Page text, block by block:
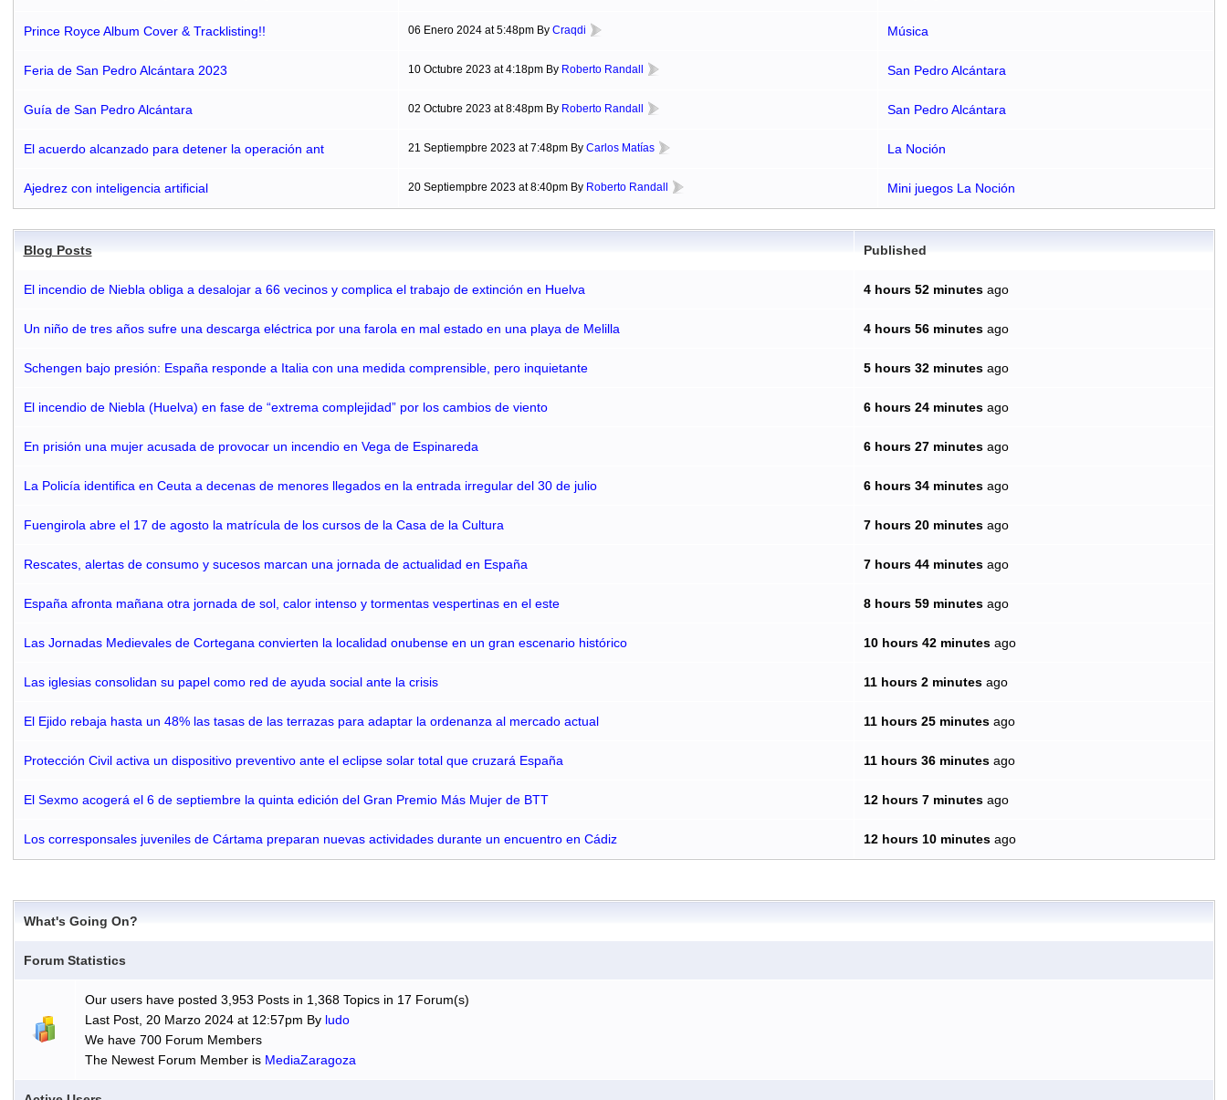
Prince Royce Album Cover & Tracklisting!! 06 Enero 2024 at 5:48pm By Craqdi Música
Feria de San Pedro Alcántara 2023 10 Octubre 2023 at 4:18pm By Roberto Randall San Pedro Alcántara
Guía de San Pedro Alcántara 02 Octubre 2023 at 8:48pm By Roberto Randall San Pedro Alcántara
El acuerdo alcanzado para detener la operación ant 21 Septiempbre 2023 at 7:48pm By Carlos Matías La Noción
Ajedrez con inteligencia artificial 20 Septiempbre 2023 at 8:40pm By Roberto Randall Mini juegos La Noción
Blog Posts Published
El incendio de Niebla obliga a desalojar a 66 vecinos y complica el trabajo de extinción en Huelva 4 hours 52 minutesago
Un niño de tres años sufre una descarga eléctrica por una farola en mal estado en una playa de Melilla 4 hours 56 minutesago
Schengen bajo presión: España responde a Italia con una medida comprensible, pero inquietante 5 hours 32 minutesago
El incendio de Niebla (Huelva) en fase de “extrema complejidad” por los cambios de viento 6 hours 24 minutesago
En prisión una mujer acusada de provocar un incendio en Vega de Espinareda 6 hours 27 minutesago
La Policía identifica en Ceuta a decenas de menores llegados en la entrada irregular del 30 de julio 6 hours 34 minutesago
Fuengirola abre el 17 de agosto la matrícula de los cursos de la Casa de la Cultura 7 hours 20 minutesago
Rescates, alertas de consumo y sucesos marcan una jornada de actualidad en España 7 hours 44 minutesago
España afronta mañana otra jornada de sol, calor intenso y tormentas vespertinas en el este 8 hours 59 minutesago
Las Jornadas Medievales de Cortegana convierten la localidad onubense en un gran escenario histórico 10 hours 42 minutesago
Las iglesias consolidan su papel como red de ayuda social ante la crisis 11 hours 2 minutesago
El Ejido rebaja hasta un 48% las tasas de las terrazas para adaptar la ordenanza al mercado actual 11 hours 25 minutesago
Protección Civil activa un dispositivo preventivo ante el eclipse solar total que cruzará España 11 hours 36 minutesago
El Sexmo acogerá el 6 de septiembre la quinta edición del Gran Premio Más Mujer de BTT 12 hours 7 minutesago
Los corresponsales juveniles de Cártama preparan nuevas actividades durante un encuentro en Cádiz 12 hours 10 minutesago
What's Going On?
Forum Statistics
Our users have posted 3,953 Posts in 1,368 Topics in 17 Forum(s)
Last Post, 20 Marzo 2024 at 12:57pm By ludo
We have 700 Forum Members
The Newest Forum Member is MediaZaragoza